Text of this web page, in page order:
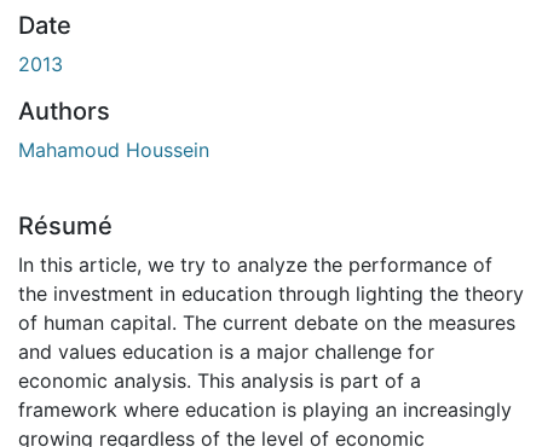
Date
2013
Authors
Mahamoud Houssein
Résumé
In this article, we try to analyze the performance of
the investment in education through lighting the theory
of human capital. The current debate on the measures
and values education is a major challenge for
economic analysis. This analysis is part of a
framework where education is playing an increasingly
growing regardless of the level of economic